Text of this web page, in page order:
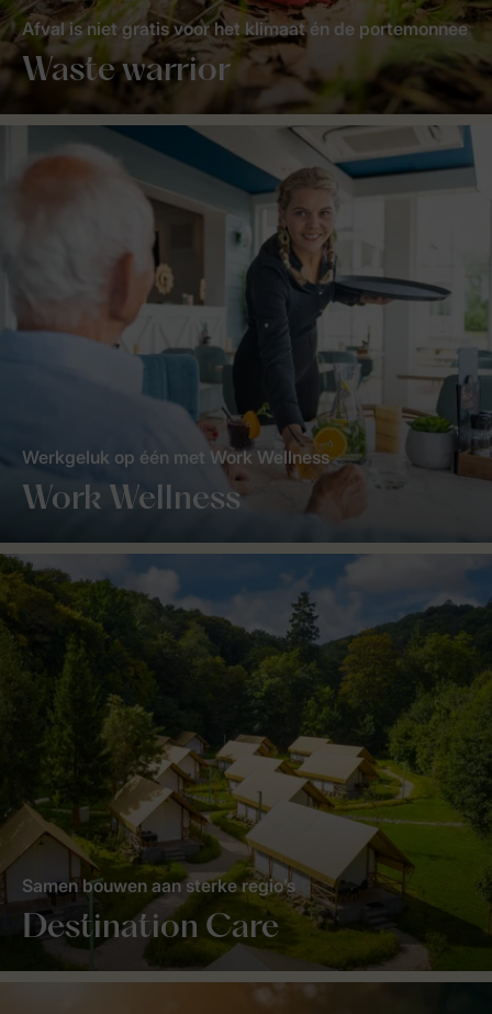
Waste warrior
Afval is niet gratis voor het klimaat én de portemonnee
Work Wellness
Werkgeluk op één met Work Wellness
Destination Care
Samen bouwen aan sterke regio’s